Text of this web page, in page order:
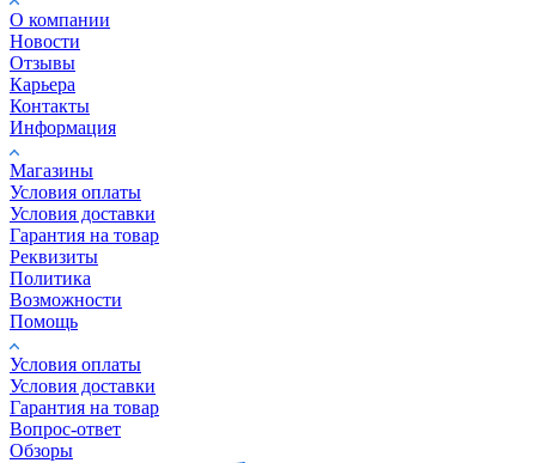
О компании
Новости
Отзывы
Карьера
Контакты
Информация
Магазины
Условия оплаты
Условия доставки
Гарантия на товар
Реквизиты
Политика
Возможности
Помощь
Условия оплаты
Условия доставки
Гарантия на товар
Вопрос-ответ
Обзоры